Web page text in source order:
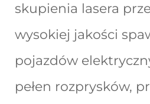
skupienia lasera
wysokiej jakości
pojazdów
pełen rozprysków,